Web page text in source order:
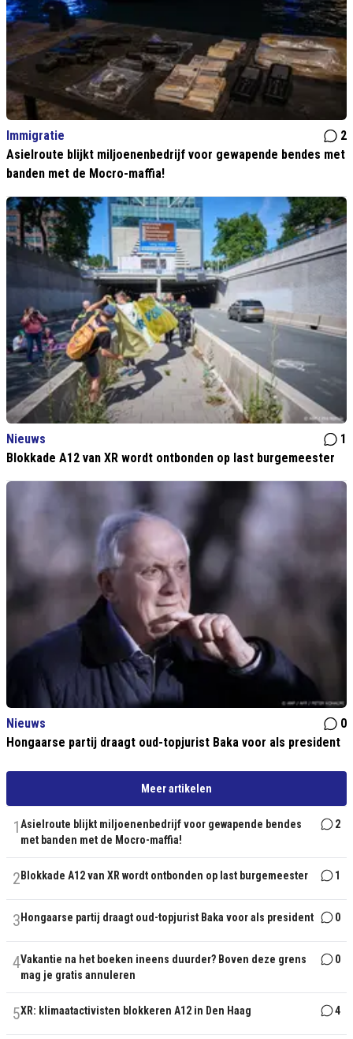
Immigratie
2
Asielroute blijkt miljoenenbedrijf voor gewapende bendes met
banden met de Mocro-maffia!
Nieuws
1
Blokkade A12 van XR wordt ontbonden op last burgemeester
Nieuws
0
Hongaarse partij draagt oud-topjurist Baka voor als president
Meer artikelen
1Asielroute blijkt miljoenenbedrijf voor gewapende bendes
met banden met de Mocro-maffia!
2
2 Blokkade A12 van XR wordt ontbonden op last burgemeester 1
3 Hongaarse partij draagt oud-topjurist Baka voor als president 0
4Vakantie na het boeken ineens duurder? Boven deze grens
mag je gratis annuleren
0
5XR: klimaatactivisten blokkeren A12 in Den Haag 4